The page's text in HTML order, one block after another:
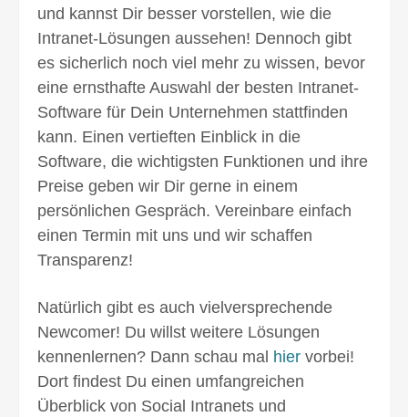
und kannst Dir besser vorstellen, wie die
Intranet-Lösungen aussehen! Dennoch gibt
es sicherlich noch viel mehr zu wissen, bevor
eine ernsthafte Auswahl der besten Intranet-
Software für Dein Unternehmen stattfinden
kann. Einen vertieften Einblick in die
Software, die wichtigsten Funktionen und ihre
Preise geben wir Dir gerne in einem
persönlichen Gespräch. Vereinbare einfach
einen Termin mit uns und wir schaffen
Transparenz!
Natürlich gibt es auch vielversprechende
Newcomer! Du willst weitere Lö­sungen
kennenlernen? Dann schau mal hier vorbei!
Dort findest Du einen umfang­reichen
Überblick von Social Intranets und